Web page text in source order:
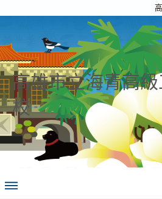
高雄市立海青高
校